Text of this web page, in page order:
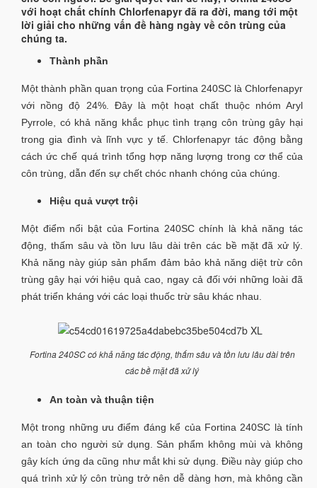
với hoạt chất chính Chlorfenapyr đã ra đời, mang tới một
lời giải cho những vấn đề hàng ngày về côn trùng của
chúng ta.
Thành phần
Một thành phần quan trọng của Fortina 240SC là Chlorfenapyr
với nồng độ 24%. Đây là một hoạt chất thuộc nhóm Aryl
Pyrrole, có khả năng khắc phục tình trạng côn trùng gây hại
trong gia đình và lĩnh vực y tế. Chlorfenapyr tác động bằng
cách ức chế quá trình tổng hợp năng lượng trong cơ thể của
côn trùng, dẫn đến sự chết chóc nhanh chóng của chúng.
Hiệu quả vượt trội
Một điểm nổi bật của Fortina 240SC chính là khả năng tác
động, thấm sâu và tồn lưu lâu dài trên các bề mặt đã xử lý.
Khả năng này giúp sản phẩm đảm bảo khả năng diệt trừ côn
trùng gây hại với hiệu quả cao, ngay cả đối với những loài đã
phát triển kháng với các loại thuốc trừ sâu khác nhau.
Fortina 240SC có khả năng tác động, thấm sâu và tồn lưu lâu dài trên
các bề mặt đã xử lý
An toàn và thuận tiện
Một trong những ưu điểm đáng kể của Fortina 240SC là tính
an toàn cho người sử dụng. Sản phẩm không mùi và không
gây kích ứng da cũng như mắt khi sử dụng. Điều này giúp cho
quá trình xử lý côn trùng trở nên dễ dàng hơn, mà không cần